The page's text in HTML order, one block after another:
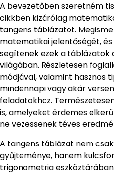
A bevezetőben szeretném
cikkben kizárólag
tangens táblázatot.
matematikai jelentőségét,
segítenek ezek a táblázatok
világában. Részletesen
módjával, valamint hasznos
mindennapi vagy akár
feladatokhoz.
is, amelyeket érdemes
ne vezessenek téves
A tangens táblázat nem
gyűjteménye, hanem
trigonometria